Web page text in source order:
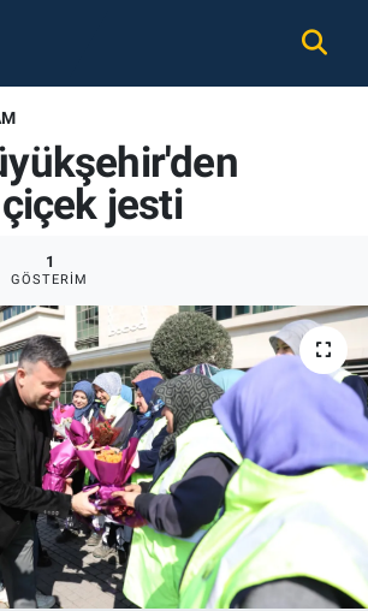
jesti
1
GÖSTERIM
Durumu ve Fikstür